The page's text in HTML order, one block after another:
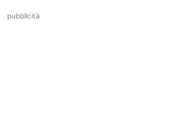
pubblicità